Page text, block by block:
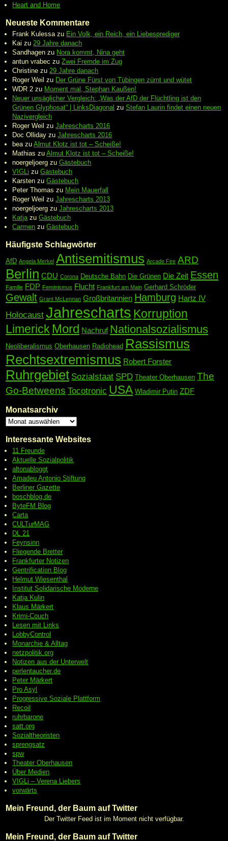
Heart and Home
Neueste Kommentare
Frank Kulessa zu Ein Volk, ein Reich, ein Liebesprediger
Kai zu 29 Jahre danach
Sandhagen zu Nora kommt, Nina geht
antun vrabec zuZwei Fremde im Zug
Christine zu 29 Jahre danach
Roger Weil zu Der Grüne Fürst von Tübingen zürnt und wütet
WDR 2 zu Moment mal, Stephan Kaußen!
Neuer unsäglicher Vergleich: „Was der AfD der Flüchtling ist den
Grünen Glyphosat“ | LinksDiagonal zuStefan Laurin findet einen neuen
Nazivergleich
Roger Weil zuJahrescharts 2016
Doc Olliday zuJahrescharts 2016
bea zuAlmut Klotz ist tot – Scheiße!
Mathias zuAlmut Klotz ist tot – Scheiße!
noergeljoerg zuGästebuch
VIGLi zuGästebuch
Karsten zuGästebuch
Peter Thomas zu Mein Mauerfall
Roger Weil zuJahrescharts 2013
noergeljoerg zuJahrescharts 2013
Katja zuGästebuch
Carmen zuGästebuch
Häufigste Schlagwörter
AfD Angela Merkel Antisemitismus Arcade Fire ARD
Berlin CDU Corona Deutsche Bahn Die Grünen Die Zeit Essen
Familie FDP Feminismus Flucht Frankfurt am Main Gerhard Schröder
Gewalt Grant McLennan Großbritannien Hamburg Hartz IV
Holocaust Jahrescharts Korruption
Limerick Mord Nachruf Nationalsozialismus
Neoliberalismus Oberhausen Radiohead Rassismus
Rechtsextremismus Robert Forster
Ruhrgebiet Sozialstaat SPD Theater Oberhausen The
Go-Betweens Tocotronic USA Wladimir Putin ZDF
Monatsarchiv
Interessante Websites
11 Freunde
Aktuelle Sozialpolitik
altonabloggt
Amadeu Antonio Stiftung
Berliner Gazette
boschblog.de
ByteFM Blog
Carta
CULTurMAG
DL 21
Feynsinn
Fliegende Bretter
Frankfurter Notizen
Gentrification Blog
Helmut Wiesenthal
Institut Solidarische Moderne
Katja Kulin
Klaus Märkert
Krimi-Couch
Lesen mit Links
LobbyControl
Monarchie & Alltag
netzpolitik.org
Notizen aus der Unterwelt
perlentaucher.de
Peter Märkert
Pro Asyl
ProgressiveSoziale Plattform
Recoil
ruhrbarone
satt.org
Sozialtheoristen
sprengsatz
spw
Theater Oberhausen
Über Medien
VIGLi – Verena Liebers
vorwärts
Mein Freund, der Baum auf Twitter
Der Twitter Feed ist im Moment nicht verfügbar.
Mein Freund, der Baum auf Twitter